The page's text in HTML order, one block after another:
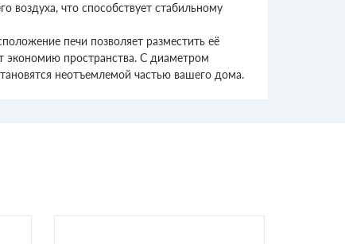
воздуха, что способствует стабильному
печи позволяет разместить её
пространства. С диаметром
неотъемлемой частью вашего дома.